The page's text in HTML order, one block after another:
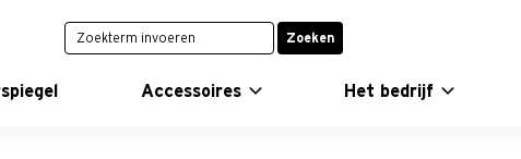
Zoeken
Accessoires Het bedrijf